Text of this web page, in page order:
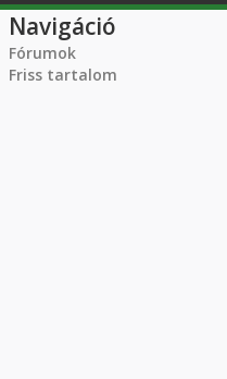
Navigáció
Fórumok
Friss tartalom